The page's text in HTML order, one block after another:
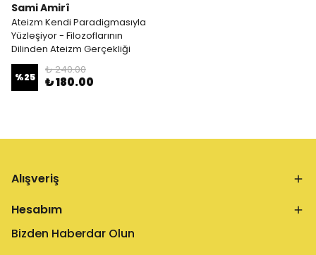
Sami Amirî
Ateizm Kendi Paradigmasıyla
Yüzleşiyor - Filozoflarının
Dilinden Ateizm Gerçekliği
%25
₺ 240.00
₺ 180.00
Alışveriş
Hesabım
Bizden Haberdar Olun